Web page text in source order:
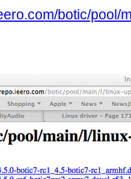
botic/pool/